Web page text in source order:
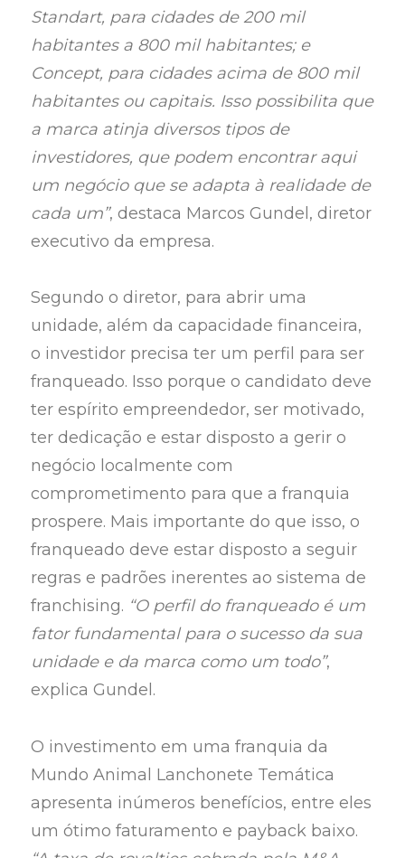
Standart, para cidades de 200 mil
habitantes a 800 mil habitantes; e
Concept, para cidades acima de 800 mil
habitantes ou capitais. Isso possibilita que
a marca atinja diversos tipos de
investidores, que podem encontrar aqui
um negócio que se adapta à realidade de
cada um”, destaca Marcos Gundel, diretor
executivo da empresa.
Segundo o diretor, para abrir uma
unidade, além da capacidade financeira,
o investidor precisa ter um perfil para ser
franqueado. Isso porque o candidato deve
ter espírito empreendedor, ser motivado,
ter dedicação e estar disposto a gerir o
negócio localmente com
comprometimento para que a franquia
prospere. Mais importante do que isso, o
franqueado deve estar disposto a seguir
regras e padrões inerentes ao sistema de
franchising. “O perfil do franqueado é um
fator fundamental para o sucesso da sua
unidade e da marca como um todo”,
explica Gundel.
O investimento em uma franquia da
Mundo Animal Lanchonete Temática
apresenta inúmeros benefícios, entre eles
um ótimo faturamento e payback baixo.